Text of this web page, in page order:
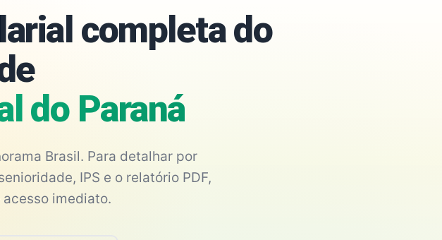
completa do
do Paraná
Brasil. Para detalhar por
IPS e o relatório PDF,
imediato.